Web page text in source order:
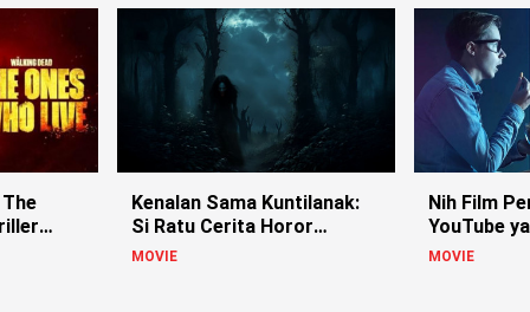
Kenalan Sama Kuntilanak:
Si Ratu Cerita Horor
Indonesia!
MOVIE
Nih Film
YouTube
MOVIE